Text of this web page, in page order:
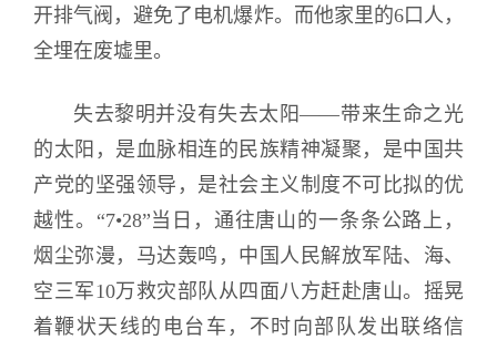
开排气阀，避免了电机爆炸。而他家里的6口人，
全埋在废墟里。
失去黎明并没有失去太阳——带来生命之光
的太阳，是血脉相连的民族精神凝聚，是中国共
产党的坚强领导，是社会主义制度不可比拟的优
越性。“7•28”当日，通往唐山的一条条公路上，
烟尘弥漫，马达轰鸣，中国人民解放军陆、海、
空三军10万救灾部队从四面八方赶赴唐山。摇晃
着鞭状天线的电台车，不时向部队发出联络信